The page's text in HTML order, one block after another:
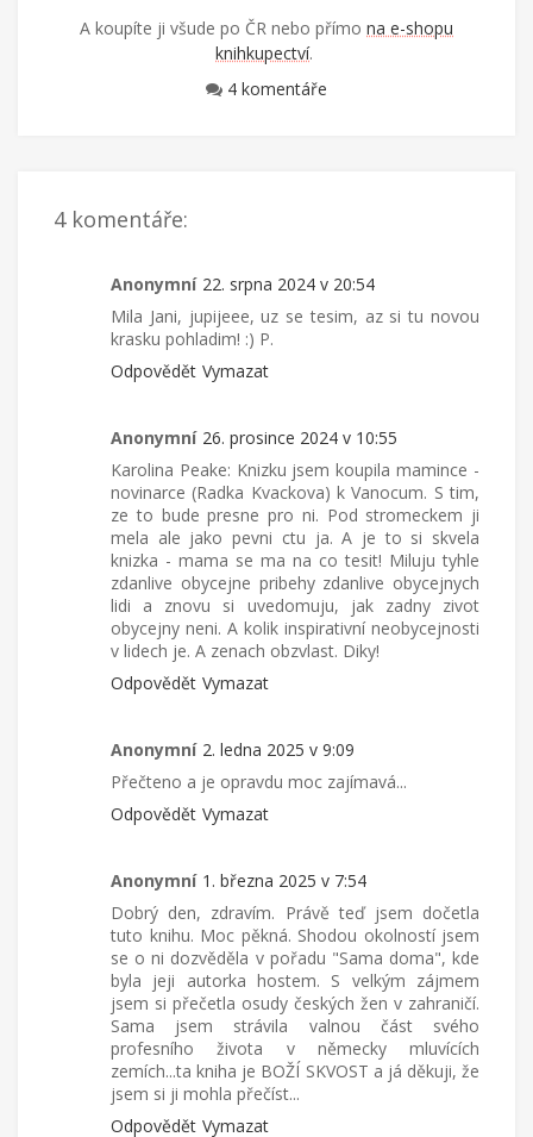
A koupíte ji všude po ČR nebo přímo na e-shopu
knihkupectví.
4 komentáře
4 komentáře:
Anonymní 22. srpna 2024 v 20:54
Mila Jani, jupijeee, uz se tesim, az si tu novou
krasku pohladim! :) P.
Odpovědět Vymazat
Anonymní 26. prosince 2024 v 10:55
Karolina Peake: Knizku jsem koupila mamince -
novinarce (Radka Kvackova) k Vanocum. S tim,
ze to bude presne pro ni. Pod stromeckem ji
mela ale jako pevni ctu ja. A je to si skvela
knizka - mama se ma na co tesit! Miluju tyhle
zdanlive obycejne pribehy zdanlive obycejnych
lidi a znovu si uvedomuju, jak zadny zivot
obycejny neni. A kolik inspirativní neobycejnosti
v lidech je. A zenach obzvlast. Diky!
Odpovědět Vymazat
Anonymní 2. ledna 2025 v 9:09
Přečteno a je opravdu moc zajímavá...
Odpovědět Vymazat
Anonymní 1. března 2025 v 7:54
Dobrý den, zdravím. Právě teď jsem dočetla
tuto knihu. Moc pěkná. Shodou okolností jsem
se o ni dozvěděla v pořadu "Sama doma", kde
byla jeji autorka hostem. S velkým zájmem
jsem si přečetla osudy českých žen v zahraničí.
Sama jsem strávila valnou část svého
profesního života v německy mluvících
zemích...ta kniha je BOŽÍ SKVOST a já děkuji, že
jsem si ji mohla přečíst...
Odpovědět Vymazat